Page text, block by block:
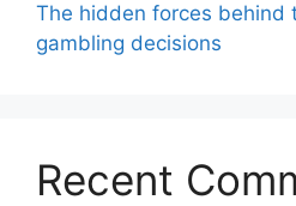
The hidden forces behind
gambling decisions
Recent